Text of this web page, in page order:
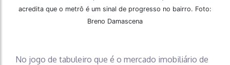
acredita que o metrô é um sinal de progresso no bairro. Foto:
Breno Damascena
No jogo de tabuleiro que é o mercado imobiliário de